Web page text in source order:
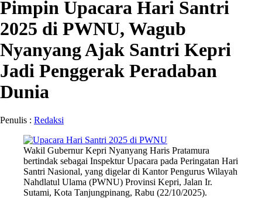
Pimpin Upacara Hari Santri
2025 di PWNU, Wagub
Nyanyang Ajak Santri Kepri
Jadi Penggerak Peradaban
Dunia
Penulis : Redaksi
Wakil Gubernur Kepri Nyanyang Haris Pratamura
bertindak sebagai Inspektur Upacara pada Peringatan Hari
Santri Nasional, yang digelar di Kantor Pengurus Wilayah
Nahdlatul Ulama (PWNU) Provinsi Kepri, Jalan Ir.
Sutami, Kota Tanjungpinang, Rabu (22/10/2025).